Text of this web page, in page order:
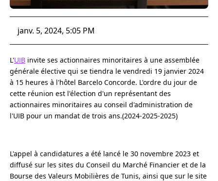
janv. 5, 2024, 5:05 PM
L'UIB invite ses actionnaires minoritaires à une assemblée
générale élective qui se tiendra le vendredi 19 janvier 2024
à 15 heures à l'hôtel Barcelo Concorde. L'ordre du jour de
cette réunion est l'élection d'un représentant des
actionnaires minoritaires au conseil d'administration de
l'UIB pour un mandat de trois ans.(2024-2025-2025)
L'appel à candidatures a été lancé le 30 novembre 2023 et
diffusé sur les sites du Conseil du Marché Financier et de la
Bourse des Valeurs Mobilières de Tunis, ainsi que sur le site